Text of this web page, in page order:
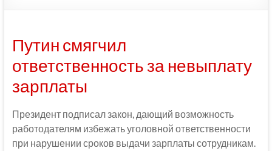
Путин смягчил
ответственность за невыплату
зарплаты
Президент подписал закон, дающий возможность
работодателям избежать уголовной ответственности
при нарушении сроков выдачи зарплаты сотрудникам.